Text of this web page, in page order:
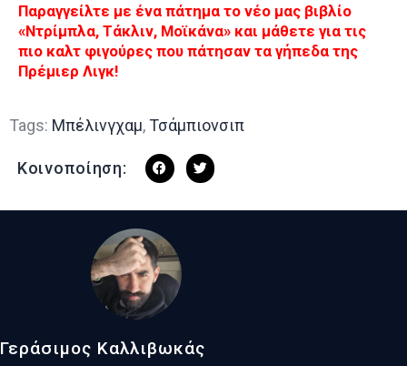
Παραγγείλτε με ένα πάτημα το νέο μας βιβλίο
«Ντρίμπλα, Τάκλιν, Μοϊκάνα» και μάθετε για τις
πιο καλτ φιγούρες που πάτησαν τα γήπεδα της
Πρέμιερ Λιγκ!
Tags: Μπέλινγχαμ,Τσάμπιονσιπ
Κοινοποίηση:
Γεράσιμος Καλλιβωκάς